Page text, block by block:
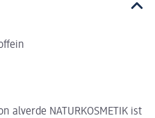
alverde NATURKOSMETIK ist